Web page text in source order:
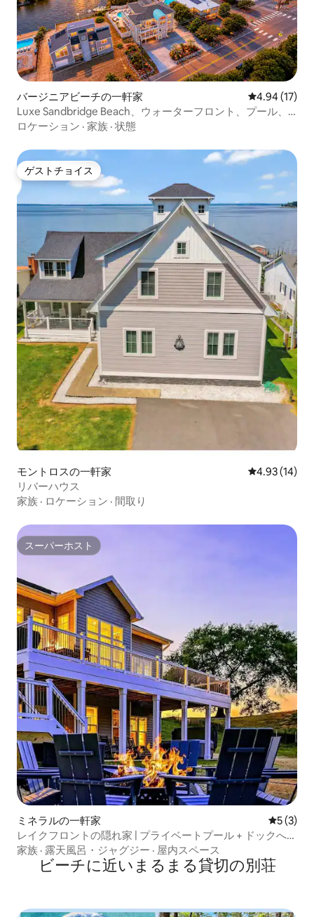
バージニアビーチの一軒家 レビュー17
4.94 (17)
Luxe Sandbridge Beach、ウォーターフロント、プール、
アーケード
ロケーション · 家族 · 状態
ゲストチョイス
ゲストチョイス
モントロスの一軒家 レビュー14
4.93 (14)
リバーハウス
家族 · ロケーション · 間取り
スーパーホスト
スーパーホスト
ミネラルの一軒家 レビュー
5 (3)
レイクフロントの隠れ家 | プライベートプール + ドックへの
アクセス
家族 · 露天風呂・ジャグジー · 屋内スペース
ビーチに近いまるまる貸切の別荘